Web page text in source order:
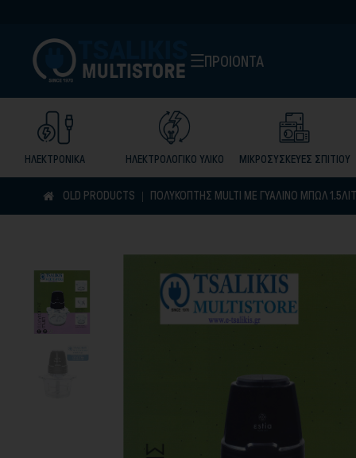
ΠΡΟΙΟΝΤΑ
ΗΛΕΚΤΡΟΛΟΓΙΚΟ ΥΛΙΚΟ
ΗΛΕΚΤΡΟΝΙΚΑ ΜΙΚΡΟΣΥΣΚΕΥΕΣ ΣΠΙΤΙΟΥ
OLD PRODUCTS ΠΟΛΥΚΟΠΤΗΣ MULTI ΜΕ ΓΥΑΛΙΝΟ ΜΠΩΛ